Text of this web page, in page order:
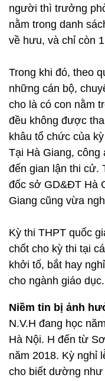
người thì trưởng
nằm trong danh
về hưu, và chỉ còn
Trong khi đó, theo
những cán bộ,
cho là có con nằm
đều không được
khâu tổ chức của
Tại Hà Giang, công
đến gian lận thi cử.
đốc sở GD&ĐT Hà
Giang cũng vừa
Kỳ thi THPT quốc
chốt cho kỳ thi tại
khởi tố, bắt hay
cho ngành giáo dục.
Niềm tin bị ảnh
N.V.H đang học
Hà Nội. H đến từ
năm 2018. Kỳ nghỉ
cho biết dường